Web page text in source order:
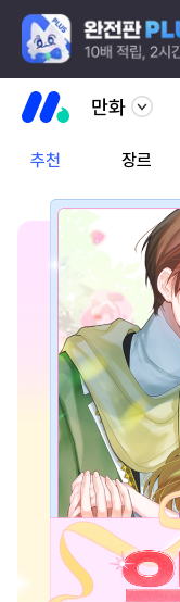
만화
추천 장르